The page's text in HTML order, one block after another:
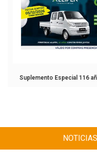
Suplemento Especial 116